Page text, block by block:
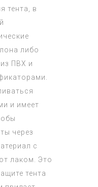
тента, в
либо
ПВХ и
и имеет
через
с
лаком. Это
тента